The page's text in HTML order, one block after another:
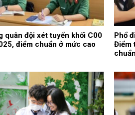
quân đội xét tuyển khối C00
điểm chuẩn ở mức cao
Phổ
Điểm